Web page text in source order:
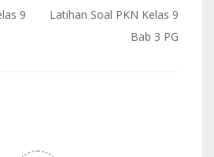
9
Latihan Soal PKN Kelas 9
Bab 3 PG